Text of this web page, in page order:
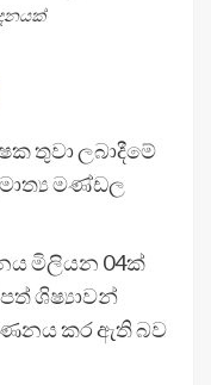
තුවා ලබාදීමේ
මණ්ඩල
මිලියන 04ක්
ශිෂ්‍යාවන්
කර ඇති බව